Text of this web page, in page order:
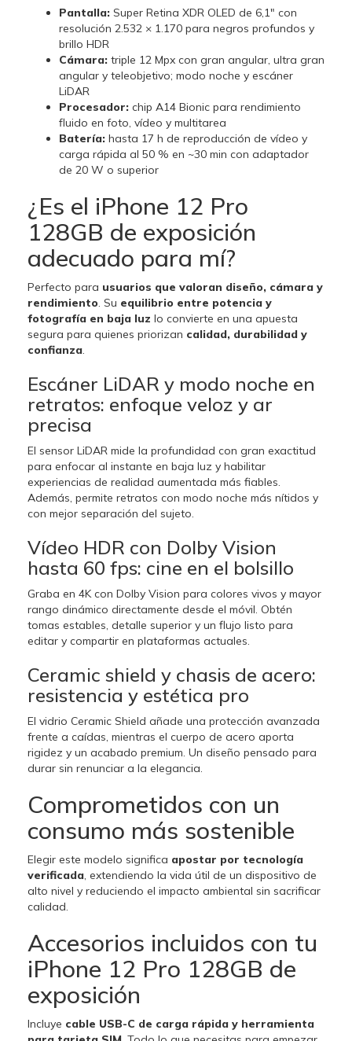
Pantalla: Super Retina XDR OLED de 6,1" con
resolución 2.532 × 1.170 para negros profundos y
brillo HDR
Cámara: triple 12 Mpx con gran angular, ultra gran
angular y teleobjetivo; modo noche y escáner
LiDAR
Procesador: chip A14 Bionic para rendimiento
fluido en foto, vídeo y multitarea
Batería: hasta 17 h de reproducción de vídeo y
carga rápida al 50 % en ~30 min con adaptador
de 20 W o superior
¿Es el iPhone 12 Pro
128GB de exposición
adecuado para mí?
Perfecto para usuarios que valoran diseño, cámara y
rendimiento. Su equilibrio entre potencia y
fotografía en baja luz lo convierte en una apuesta
segura para quienes priorizan calidad, durabilidad y
confianza.
Escáner LiDAR y modo noche en
retratos: enfoque veloz y ar
precisa
El sensor LiDAR mide la profundidad con gran exactitud
para enfocar al instante en baja luz y habilitar
experiencias de realidad aumentada más fiables.
Además, permite retratos con modo noche más nítidos y
con mejor separación del sujeto.
Vídeo HDR con Dolby Vision
hasta 60 fps: cine en el bolsillo
Graba en 4K con Dolby Vision para colores vivos y mayor
rango dinámico directamente desde el móvil. Obtén
tomas estables, detalle superior y un flujo listo para
editar y compartir en plataformas actuales.
Ceramic shield y chasis de acero:
resistencia y estética pro
El vidrio Ceramic Shield añade una protección avanzada
frente a caídas, mientras el cuerpo de acero aporta
rigidez y un acabado premium. Un diseño pensado para
durar sin renunciar a la elegancia.
Comprometidos con un
consumo más sostenible
Elegir este modelo significa apostar por tecnología
verificada, extendiendo la vida útil de un dispositivo de
alto nivel y reduciendo el impacto ambiental sin sacrificar
calidad.
Accesorios incluidos con tu
iPhone 12 Pro 128GB de
exposición
Incluye cable USB-C de carga rápida y herramienta